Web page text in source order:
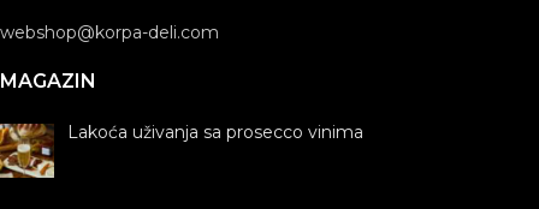
webshop@korpa-deli.com
MAGAZIN
Lakoća uživanja sa prosecco vinima